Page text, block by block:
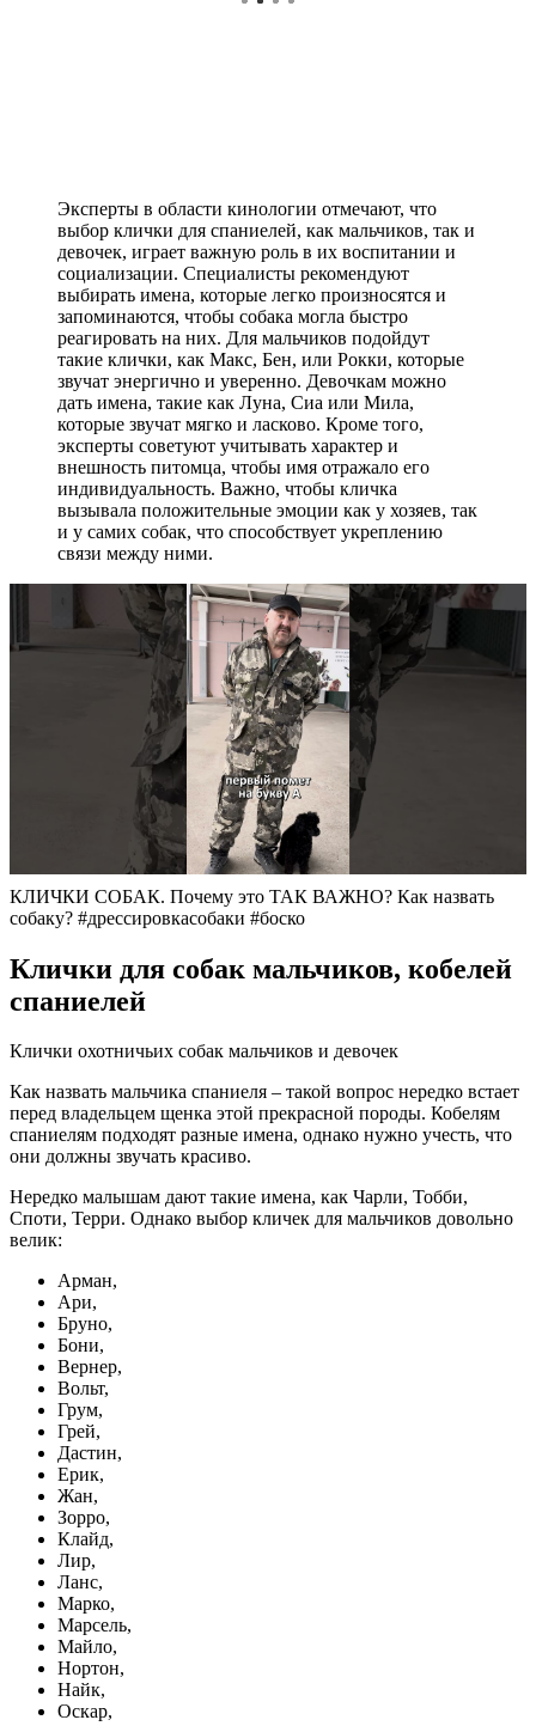
Эксперты в области кинологии отмечают, что
выбор клички для спаниелей, как мальчиков, так и
девочек, играет важную роль в их воспитании и
социализации. Специалисты рекомендуют
выбирать имена, которые легко произносятся и
запоминаются, чтобы собака могла быстро
реагировать на них. Для мальчиков подойдут
такие клички, как Макс, Бен, или Рокки, которые
звучат энергично и уверенно. Девочкам можно
дать имена, такие как Луна, Сиа или Мила,
которые звучат мягко и ласково. Кроме того,
эксперты советуют учитывать характер и
внешность питомца, чтобы имя отражало его
индивидуальность. Важно, чтобы кличка
вызывала положительные эмоции как у хозяев, так
и у самих собак, что способствует укреплению
связи между ними.
КЛИЧКИ СОБАК. Почему это ТАК ВАЖНО? Как назвать
собаку? #дрессировкасобаки #боско
Клички для собак мальчиков, кобелей
спаниелей
Клички охотничьих собак мальчиков и девочек
Как назвать мальчика спаниеля – такой вопрос нередко встает
перед владельцем щенка этой прекрасной породы. Кобелям
спаниелям подходят разные имена, однако нужно учесть, что
они должны звучать красиво.
Нередко малышам дают такие имена, как Чарли, Тобби,
Споти, Терри. Однако выбор кличек для мальчиков довольно
велик:
Арман,
Ари,
Бруно,
Бони,
Вернер,
Вольт,
Грум,
Грей,
Дастин,
Ерик,
Жан,
Зорро,
Клайд,
Лир,
Ланс,
Марко,
Марсель,
Майло,
Нортон,
Найк,
Оскар,